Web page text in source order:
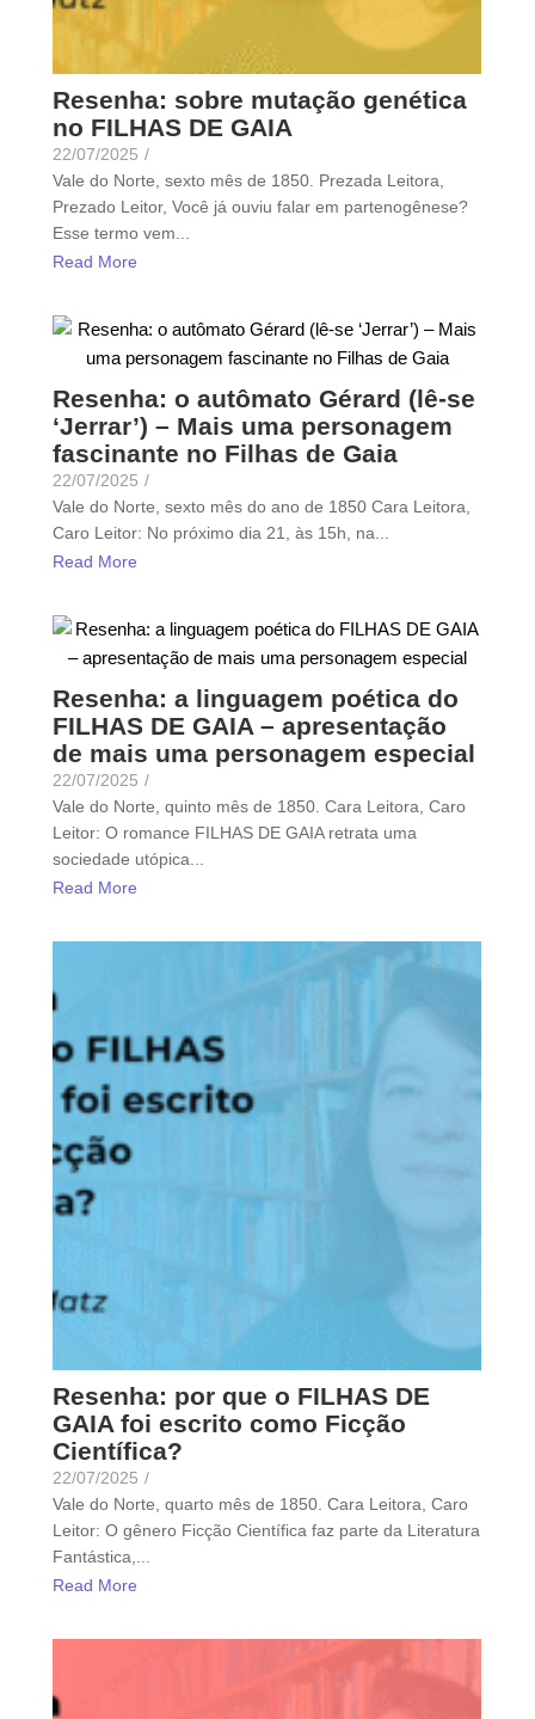
Resenha: sobre mutação genética
no FILHAS DE GAIA
22/07/2025 /
Vale do Norte, sexto mês de 1850. Prezada Leitora,
Prezado Leitor, Você já ouviu falar em partenogênese?
Esse termo vem...
Read More
Resenha: o autômato Gérard (lê-se
‘Jerrar’) – Mais uma personagem
fascinante no Filhas de Gaia
22/07/2025 /
Vale do Norte, sexto mês do ano de 1850 Cara Leitora,
Caro Leitor: No próximo dia 21, às 15h, na...
Read More
Resenha: a linguagem poética do
FILHAS DE GAIA – apresentação
de mais uma personagem especial
22/07/2025 /
Vale do Norte, quinto mês de 1850. Cara Leitora, Caro
Leitor: O romance FILHAS DE GAIA retrata uma
sociedade utópica...
Read More
Resenha: por que o FILHAS DE
GAIA foi escrito como Ficção
Científica?
22/07/2025 /
Vale do Norte, quarto mês de 1850. Cara Leitora, Caro
Leitor: O gênero Ficção Científica faz parte da Literatura
Fantástica,...
Read More